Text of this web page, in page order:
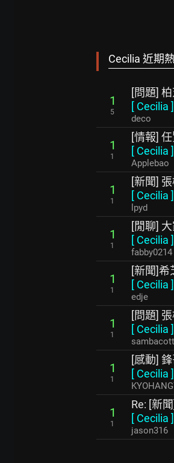
Cecilia 近期
1
5
[問題]
[ Cecilia ]
deco
1
1
[情報]
[ Cecilia ]
Applebao
1
1
[新聞]
[ Cecilia ]
lpyd
1
1
[閒聊]
[ Cecilia ]
fabby0214
1
1
[新聞]希
[ Cecilia ]
edje
1
1
[問題]
[ Cecilia ]
1
1
[感動]
[ Cecilia ]
1
1
Re: [新
[ Cecilia ]
jason316